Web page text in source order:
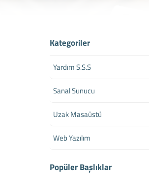
Kategoriler
Yardım S.S.S
Sanal Sunucu
Uzak Masaüstü
Web Yazılım
Popüler Başlıklar